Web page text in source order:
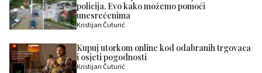
policija. Evo kako možemo pomoći
unesrećenima
Kristijan Čuturić
Kupuj utorkom online kod odabranih trgovaca
i osjeti pogodnosti
Kristijan Čuturić